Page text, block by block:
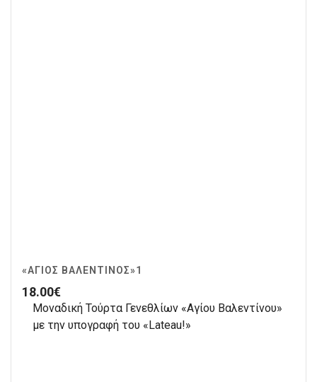
«ΆΓΙΟΣ ΒΑΛΕΝΤΊΝΟΣ»1
18.00€
Μοναδική Τούρτα Γενεθλίων «Αγίου Βαλεντίνου»
με την υπογραφή του «Lateau!»